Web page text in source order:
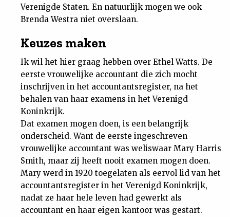
Verenigde Staten. En natuurlijk mogen we ook
Brenda Westra niet overslaan.
Keuzes maken
Ik wil het hier graag hebben over Ethel Watts. De
eerste vrouwelijke accountant die zich mocht
inschrijven in het accountantsregister, na het
behalen van haar examens in het Verenigd
Koninkrijk.
Dat examen mogen doen, is een belangrijk
onderscheid. Want de eerste ingeschreven
vrouwelijke accountant was weliswaar Mary Harris
Smith, maar zij heeft nooit examen mogen doen.
Mary werd in 1920 toegelaten als eervol lid van het
accountantsregister in het Verenigd Koninkrijk,
nadat ze haar hele leven had gewerkt als
accountant en haar eigen kantoor was gestart.